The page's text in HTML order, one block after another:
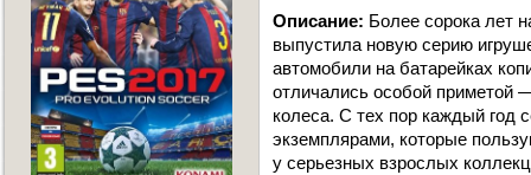
Описание: Более сорока лет
выпустила новую серию
автомобили на батарейках
отличались особой приметой
колеса. С тех пор каждый год
экземплярами, которые
у серьезных взрослых